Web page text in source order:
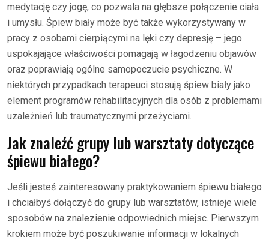
medytację czy jogę, co pozwala na głębsze połączenie ciała
i umysłu. Śpiew biały może być także wykorzystywany w
pracy z osobami cierpiącymi na lęki czy depresję – jego
uspokajające właściwości pomagają w łagodzeniu objawów
oraz poprawiają ogólne samopoczucie psychiczne. W
niektórych przypadkach terapeuci stosują śpiew biały jako
element programów rehabilitacyjnych dla osób z problemami
uzależnień lub traumatycznymi przeżyciami.
Jak znaleźć grupy lub warsztaty dotyczące
śpiewu białego?
Jeśli jesteś zainteresowany praktykowaniem śpiewu białego
i chciałbyś dołączyć do grupy lub warsztatów, istnieje wiele
sposobów na znalezienie odpowiednich miejsc. Pierwszym
krokiem może być poszukiwanie informacji w lokalnych